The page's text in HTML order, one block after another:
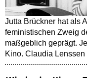
Jutta Brückner hat als
feministischen Zweig
maßgeblich geprägt.
Kino. Claudia Lenssen